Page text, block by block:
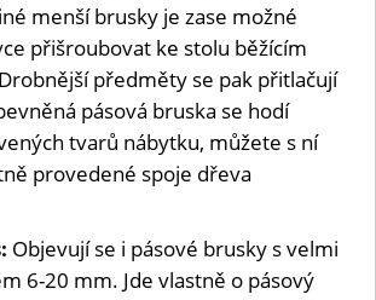
menší brusky je zase možné
přišroubovat ke stolu běžícím
předměty se pak přitlačují
pásová bruska se hodí
tvarů nábytku, můžete s ní
provedené spoje dřeva
Objevují se i pásové brusky s velmi
6-20 mm. Jde vlastně o pásový